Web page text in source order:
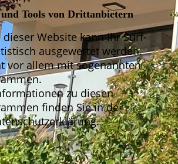
und Tools von Drittanbietern
Website kann Ihr Surf-
ausgewertet werden.
vor allem mit sogenannten
zu diesen
finden Sie in der